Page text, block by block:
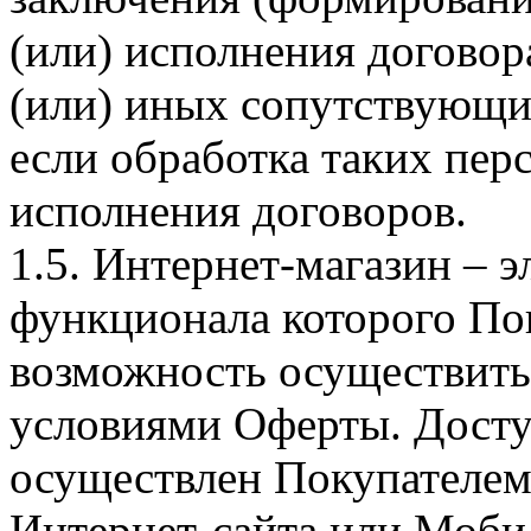
(или) исполнения
(или) иных
если обработка таких
исполнения договоров.
1.5. Интернет-магазин –
функционала которого
возможность
условиями Оферты.
осуществлен